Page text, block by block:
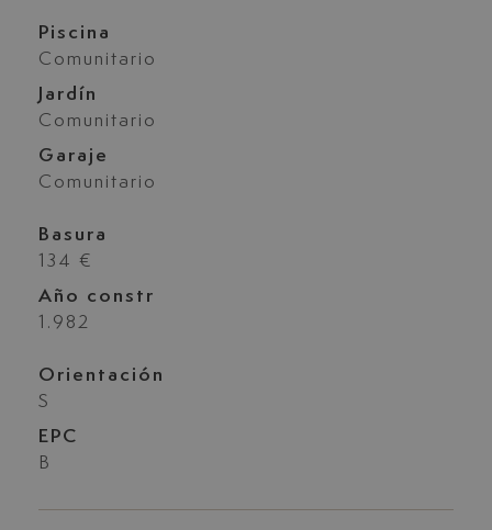
Piscina
Comunitario
Jardín
Comunitario
Garaje
Comunitario
Basura
134 €
Año constr
1.982
Orientación
S
EPC
B